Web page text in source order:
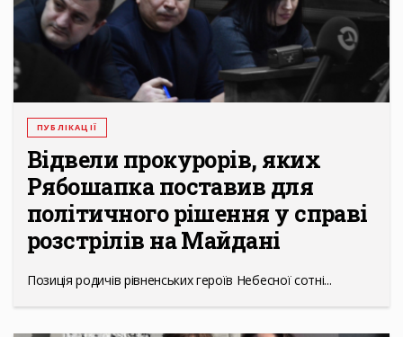
ПУБЛІКАЦІЇ
Відвели прокурорів, яких
Рябошапка поставив для
політичного рішення у справі
розстрілів на Майдані
Позиція родичів рівненських героїв Небесної сотні...